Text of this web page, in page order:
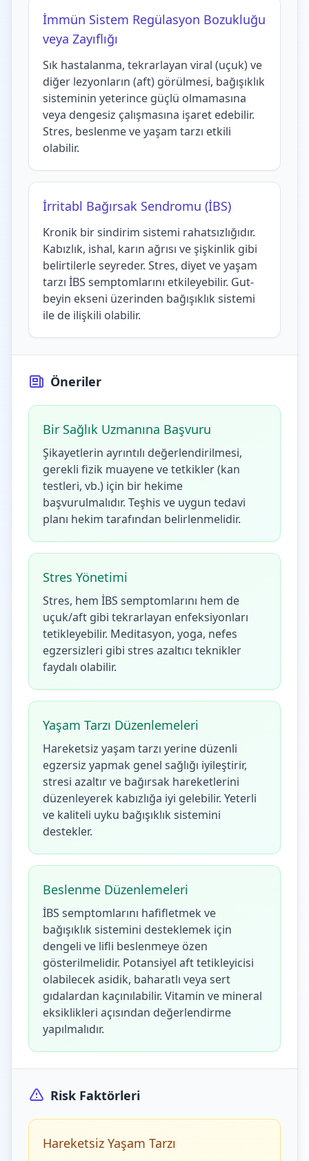
İmmün Sistem Regülasyon Bozukluğu
veya Zayıflığı
Sık hastalanma, tekrarlayan viral (uçuk) ve
diğer lezyonların (aft) görülmesi, bağışıklık
sisteminin yeterince güçlü olmamasına
veya dengesiz çalışmasına işaret edebilir.
Stres, beslenme ve yaşam tarzı etkili
olabilir.
İrritabl Bağırsak Sendromu (İBS)
Kronik bir sindirim sistemi rahatsızlığıdır.
Kabızlık, ishal, karın ağrısı ve şişkinlik gibi
belirtilerle seyreder. Stres, diyet ve yaşam
tarzı İBS semptomlarını etkileyebilir. Gut-
beyin ekseni üzerinden bağışıklık sistemi
ile de ilişkili olabilir.
Öneriler
Bir Sağlık Uzmanına Başvuru
Şikayetlerin ayrıntılı değerlendirilmesi,
gerekli fizik muayene ve tetkikler (kan
testleri, vb.) için bir hekime
başvurulmalıdır. Teşhis ve uygun tedavi
planı hekim tarafından belirlenmelidir.
Stres Yönetimi
Stres, hem İBS semptomlarını hem de
uçuk/aft gibi tekrarlayan enfeksiyonları
tetikleyebilir. Meditasyon, yoga, nefes
egzersizleri gibi stres azaltıcı teknikler
faydalı olabilir.
Yaşam Tarzı Düzenlemeleri
Hareketsiz yaşam tarzı yerine düzenli
egzersiz yapmak genel sağlığı iyileştirir,
stresi azaltır ve bağırsak hareketlerini
düzenleyerek kabızlığa iyi gelebilir. Yeterli
ve kaliteli uyku bağışıklık sistemini
destekler.
Beslenme Düzenlemeleri
İBS semptomlarını hafifletmek ve
bağışıklık sistemini desteklemek için
dengeli ve lifli beslenmeye özen
gösterilmelidir. Potansiyel aft tetikleyicisi
olabilecek asidik, baharatlı veya sert
gıdalardan kaçınılabilir. Vitamin ve mineral
eksiklikleri açısından değerlendirme
yapılmalıdır.
Risk Faktörleri
Hareketsiz Yaşam Tarzı